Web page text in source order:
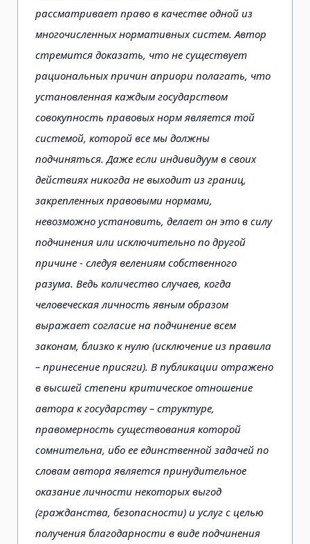
рассматривает право в качестве одной из
многочисленных нормативных систем. Автор
стремится доказать, что не существует
рациональных причин априори полагать, что
установленная каждым государством
совокупность правовых норм является той
системой, которой все мы должны
подчиняться. Даже если индивидуум в своих
действиях никогда не выходит из границ,
закрепленных правовыми нормами,
невозможно установить, делает он это в силу
подчинения или исключительно по другой
причине - следуя велениям собственного
разума. Ведь количество случаев, когда
человеческая личность явным образом
выражает согласие на подчинение всем
законам, близко к нулю (исключение из правила
– принесение присяги). В публикации отражено
в высшей степени критическое отношение
автора к государству – структуре,
правомерность существования которой
сомнительна, ибо ее единственной задачей по
словам автора является принудительное
оказание личности некоторых выгод
(гражданства, безопасности) и услуг с целью
получения благодарности в виде подчинения